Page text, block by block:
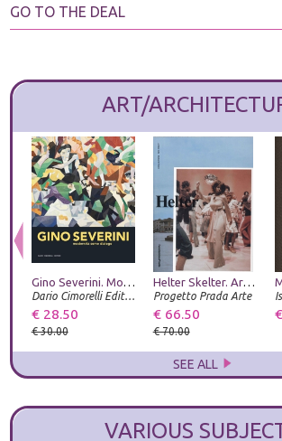
GO TO THE DEAL
ART/
Gino Severini. Modernità come dialogo
Dario Cimorelli Editore
€ 28.50
€ 30.00
Helter Skelter. Arthur Jafa and Richard Prince
Progetto Prada Arte
€ 66.50
€ 70.00
SEE ALL
VARIOUS